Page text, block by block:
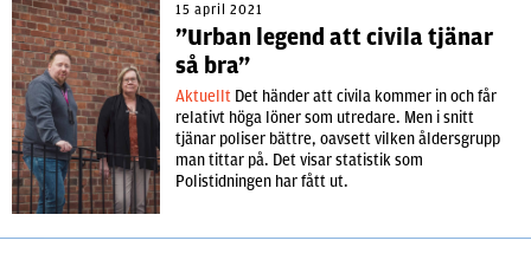
15 april 2021
”Urban legend att civila tjänar
så bra”
Aktuellt Det händer att civila kommer in och får
relativt höga löner som utredare. Men i snitt
tjänar poliser bättre, oavsett vilken åldersgrupp
man tittar på. Det visar statistik som
Polistidningen har fått ut.